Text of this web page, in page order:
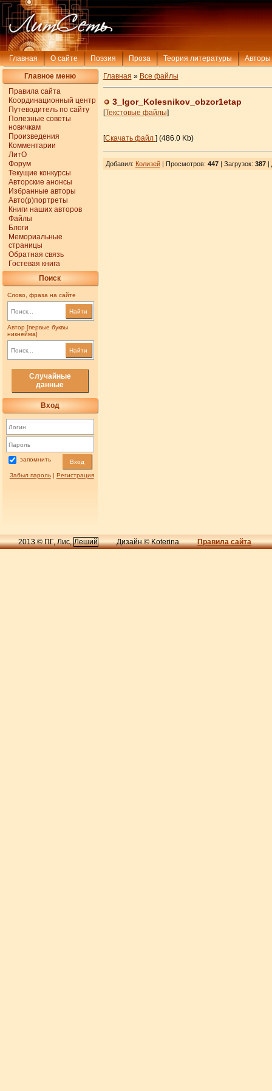
Главная О сайте Поэзия Проза Теория литературы Авторы
Главное меню
Правила сайта
Координационный центр
Путеводитель по сайту
Полезные советы
новичкам
Произведения
Комментарии
ЛитО
Форум
Текущие конкурсы
Авторские анонсы
Избранные авторы
Авто(р)портреты
Книги наших авторов
Файлы
Блоги
Мемориальные
страницы
Обратная связь
Гостевая книга
Поиск
Слово, фраза на сайте
Найти
Автор [первые буквы
никнейма]
Найти
Случайные
данные
Вход
запомнить Вход
Забыл пароль| Регистрация
Главная » Все файлы
3_Igor_Kolesnikov_obzor1etap
[Текстовые файлы]
[Скачать файл ] (486.0 Kb)
Добавил: Колизей| Просмотров: 447| Загрузок: 387|
2013 © ПГ, Лис,Леший Дизайн © Koterina Правила сайта